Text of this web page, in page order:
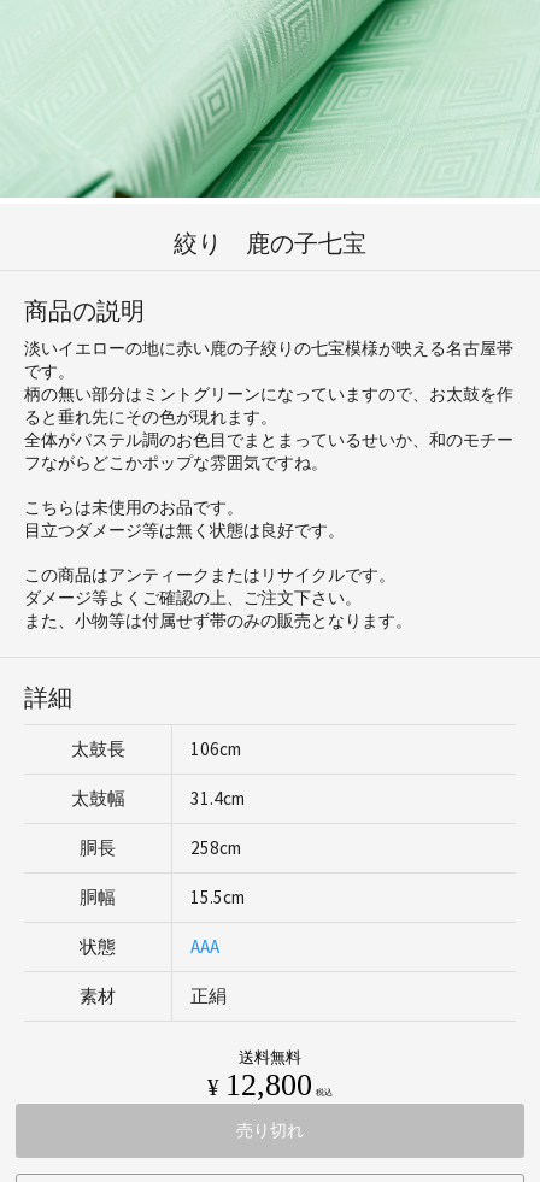
絞り 鹿の子七宝
商品の説明
淡いイエローの地に赤い鹿の子絞りの七宝模様が映える名古屋帯
です。
柄の無い部分はミントグリーンになっていますので、お太鼓を作
ると垂れ先にその色が現れます。
全体がパステル調のお色目でまとまっているせいか、和のモチー
フながらどこかポップな雰囲気ですね。
こちらは未使用のお品です。
目立つダメージ等は無く状態は良好です。
この商品はアンティークまたはリサイクルです。
ダメージ等よくご確認の上、ご注文下さい。
また、小物等は付属せず帯のみの販売となります。
詳細
太鼓長 106cm
太鼓幅 31.4cm
胴長 258cm
胴幅 15.5cm
状態 AAA
素材 正絹
送料無料
¥ 12,800 税込
売り切れ